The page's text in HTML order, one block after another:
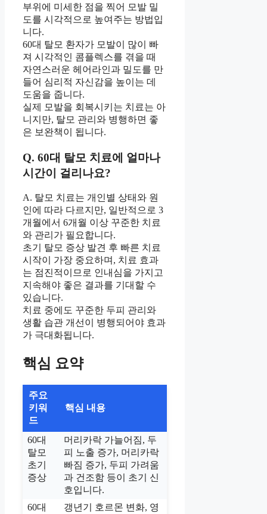
부위에 미세한 점을 찍어 모발 밀
도를 시각적으로 높여주는 방법입
니다.
60대 탈모 환자가 모발이 많이 빠
져 시각적인 콤플렉스를 겪을 때
자연스러운 헤어라인과 밀도를 만
들어 심리적 자신감을 높이는 데
도움을 줍니다.
실제 모발을 회복시키는 치료는 아
니지만, 탈모 관리와 병행하면 좋
은 보완책이 됩니다.
Q. 60대 탈모 치료에 얼마나
시간이 걸리나요?
A. 탈모 치료는 개인별 상태와 원
인에 따라 다르지만, 일반적으로 3
개월에서 6개월 이상 꾸준한 치료
와 관리가 필요합니다.
초기 탈모 증상 발견 후 빠른 치료
시작이 가장 중요하며, 치료 효과
는 점진적이므로 인내심을 가지고
지속해야 좋은 결과를 기대할 수
있습니다.
치료 중에도 꾸준한 두피 관리와
생활 습관 개선이 병행되어야 효과
가 극대화됩니다.
핵심 요약
주요
키워
드
핵심 내용
60대
탈모
초기
증상
머리카락 가늘어짐, 두
피 노출 증가, 머리카락
빠짐 증가, 두피 가려움
과 건조함 등이 초기 신
호입니다.
60대
갱년기 호르몬 변화, 영